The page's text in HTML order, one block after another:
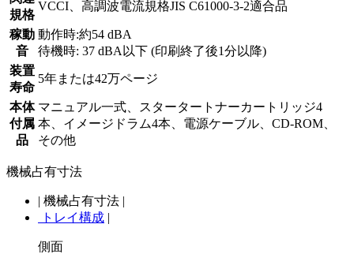
規格
VCCI、高調波電流規格JIS C61000-3-2適合品
稼動
音
動作時:約54 dBA
待機時: 37 dBA以下 (印刷終了後1分以降)
装置
寿命
5年または42万ページ
本体
付属
品
マニュアル一式、スタータートナーカートリッジ4
本、イメージドラム4本、電源ケーブル、CD-ROM、
その他
機械占有寸法
| 機械占有寸法 |
トレイ構成 |
側面